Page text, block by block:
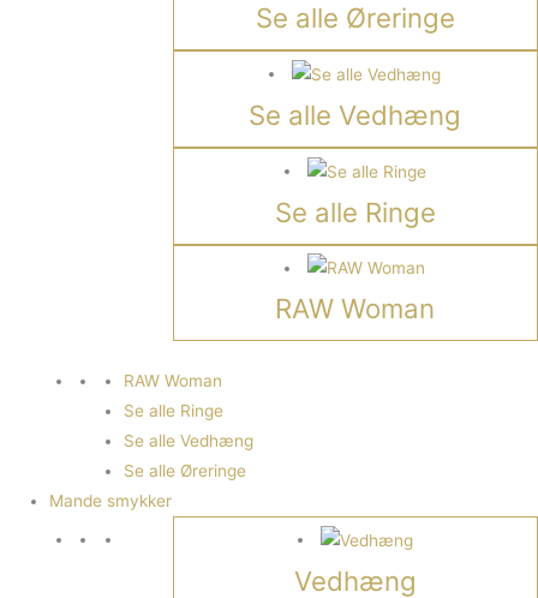
Se alle Øreringe
Se alle Vedhæng
Se alle Ringe
RAW Woman
RAW Woman
Se alle Ringe
Se alle Vedhæng
Se alle Øreringe
Mande smykker
Vedhæng